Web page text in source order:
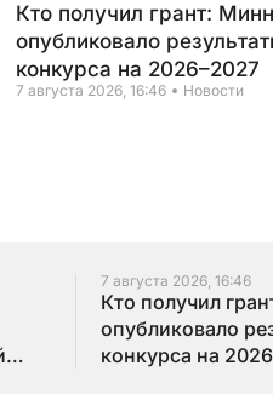
Кто получил грант:
опубликовало
конкурса на 2026–2027
7 августа 2026, 16:46 Новости
7 августа 2026, 16:46
Кто получил
опубликовало
конкурса на